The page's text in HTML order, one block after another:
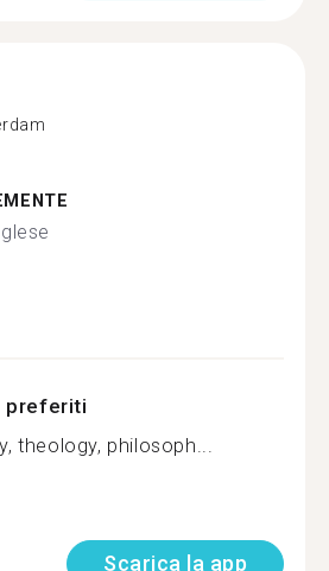
preferiti
theology, philosoph...
Scarica la app